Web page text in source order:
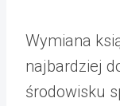
Wymiana
najbardziej
środowisku